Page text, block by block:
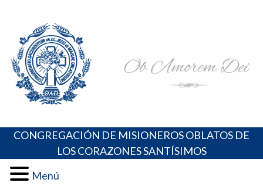
content
Portal de los Padres Oblatos. Advocaciones Marianas,
Oraciones, Música religiosa y más
CONGREGACIÓN DE MISIONEROS OBLATOS DE
LOS CORAZONES SANTÍSIMOS
Menú